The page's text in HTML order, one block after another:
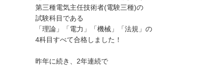
第三種電気主任技術者(電験三種)の
試験科目である
「理論」「電力」「機械」「法規」の
4科目すべて合格しました！
昨年に続き、2年連続で